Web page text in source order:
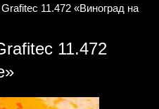
11.472 «Виноград на
11.472